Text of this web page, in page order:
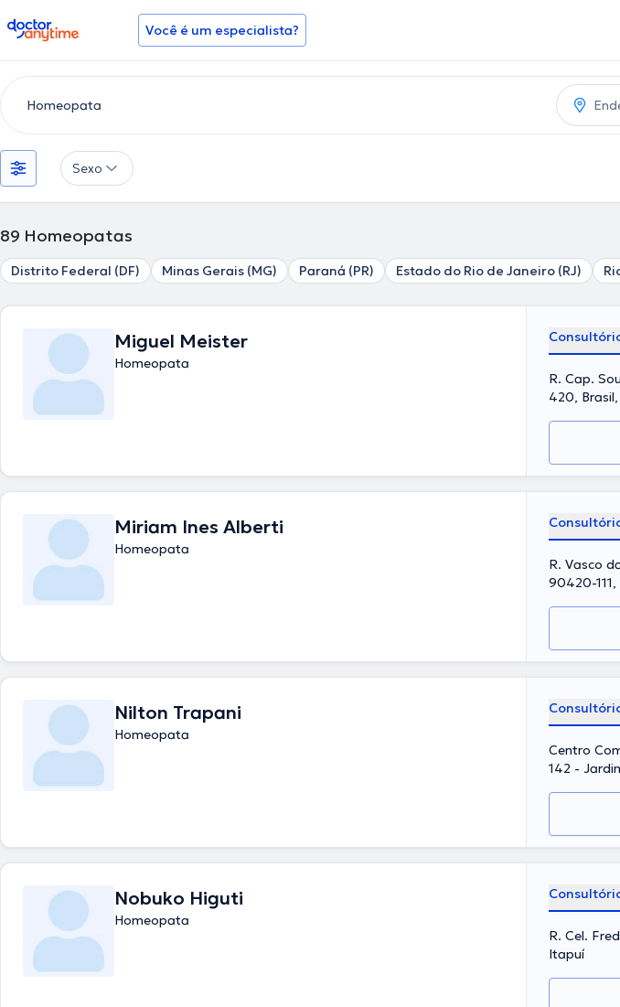
doctoranytime Você é um especialista?
Sexo
89 Homeopatas
Distrito Federal (DF) Minas Gerais (MG) Paraná (PR) Estado do Rio de Janeiro (RJ)
Miguel Meister
Homeopata
R. Cap.
420,
Miriam Ines Alberti
Homeopata
R. Vasco
90420-
Nilton Trapani
Homeopata
Centro
142 -
Nobuko Higuti
Homeopata
R. Cel.
Itapuí